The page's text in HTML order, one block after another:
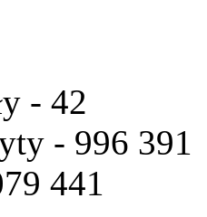
- 42
- 996 391
441